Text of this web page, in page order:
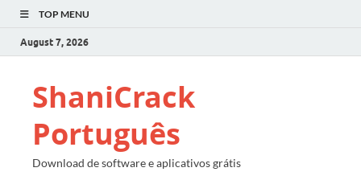
TOP MENU
August 7, 2026
ShaniCrack
Português
Download de software e aplicativos grátis